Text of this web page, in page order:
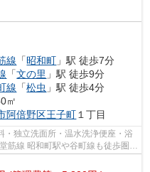
線 「昭和町 」駅 徒歩7分
「文の里 」駅 徒歩9分
線 「松虫 」駅 徒歩4分
㎡
阿倍野区王子町 １丁目
独立洗面所・温水洗浄便座・浴